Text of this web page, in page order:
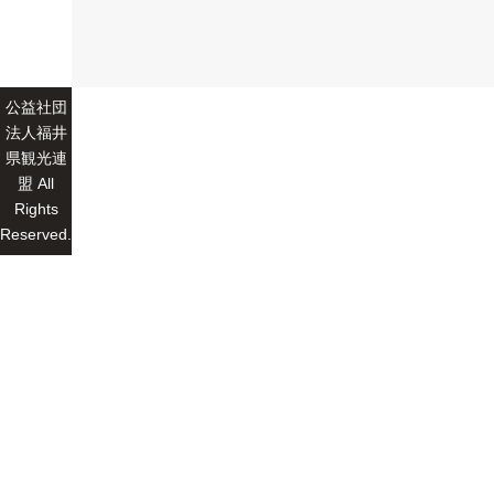
公益社団
法人福井
県観光連
盟 All
Rights
Reserved.